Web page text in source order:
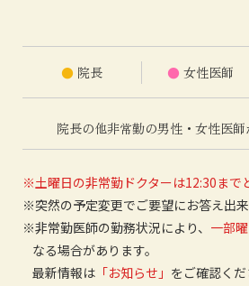
●院長 ● 女性医師
院長の他非常勤の男性・女性医
※土曜日の非常勤ドクターは12:30まで
※突然の予定変更でご要望にお答え出来
※非常勤医師の勤務状況により、 一部
なる場合があります。
最新情報は 「お知らせ」 をご確認くだ